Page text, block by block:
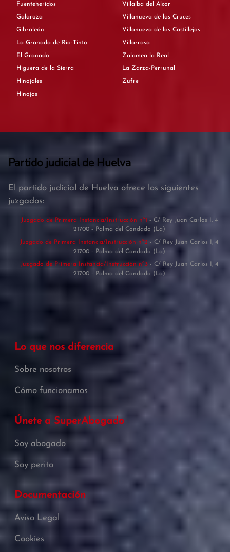
Fuenteheridos
Galaroza
Gibraleón
La Granada de Río-Tinto
El Granado
Higuera de la Sierra
Hinojales
Hinojos
Villalba del Alcor
Villanueva de las Cruces
Villanueva de los Castillejos
Villarrasa
Zalamea la Real
La Zarza-Perrunal
Zufre
Partido judicial de Huelva
El partido judicial de Huelva ofrece los siguientes
juzgados:
Juzgado de Primera Instancia/Instrucción nº1 - C/ Rey Juan Carlos I, 4
21700 - Palma del Condado (La)
Juzgado de Primera Instancia/Instrucción nº2 - C/ Rey Juan Carlos I, 4
21700 - Palma del Condado (La)
Juzgado de Primera Instancia/Instrucción nº3 - C/ Rey Juan Carlos I, 4
21700 - Palma del Condado (La)
Lo que nos diferencia
Sobre nosotros
Cómo funcionamos
Únete a SuperAbogado
Soy abogado
Soy perito
Documentación
Aviso Legal
Cookies